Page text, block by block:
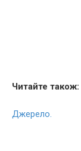
Читайте також:
Джерело.